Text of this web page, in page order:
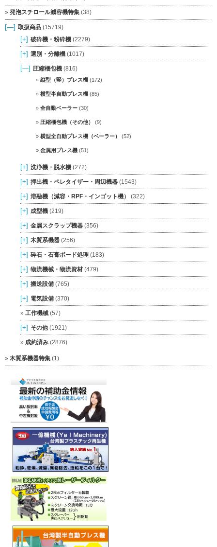
発泡スチロール減容機特集 (38)
[—] 取扱商品 (15719)
[+] 破砕機・粉砕機 (2279)
[+] 選別・分離機 (1017)
[—] 圧縮梱包機 (816)
縦型（竪）プレス機 (172)
横型半自動プレス機 (85)
全自動ベーラー (30)
圧縮梱包機（その他） (9)
横型全自動プレス機（ベーラー） (52)
金属用プレス機 (51)
[+] 洗浄機・脱水機 (272)
[+] 押出機・ペレタイザー・周辺機器 (1543)
[+] 溶融機（減容・RPF・インゴット機） (322)
[+] 成型機 (219)
[+] 金属スクラップ機器 (356)
[+] 木質系機器 (256)
[+] 砕石・石膏ボード処理 (183)
[+] 物流機械・物流資材 (479)
[+] 搬送設備 (765)
[+] 電気設備 (370)
工作機械 (57)
[+] その他(1921)
成約済み (2876)
木質系機器特集 (1)